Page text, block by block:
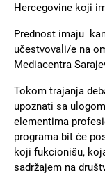
Hercegovine koji
Prednost imaju
učestvovali/e na
Mediacentra
Tokom trajanja
upoznati sa
elementima
programa bit će
koji fukcionišu,
sadržajem na